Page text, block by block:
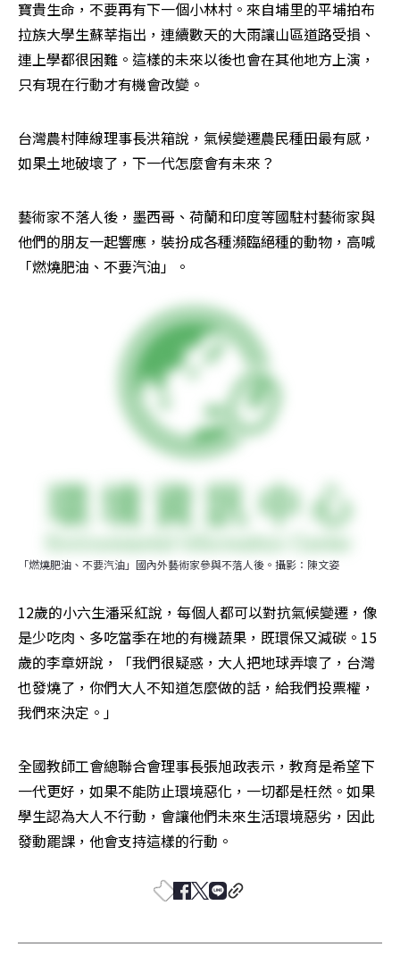
寶貴生命，不要再有下一個小林村。來自埔里的平埔拍布
拉族大學生蘇莘指出，連續數天的大雨讓山區道路受損、
連上學都很困難。這樣的未來以後也會在其他地方上演，
只有現在行動才有機會改變。
台灣農村陣線理事長洪箱說，氣候變遷農民種田最有感，
如果土地破壞了，下一代怎麼會有未來？
藝術家不落人後，墨西哥、荷蘭和印度等國駐村藝術家與
他們的朋友一起響應，裝扮成各種瀕臨絕種的動物，高喊
「燃燒肥油、不要汽油」。
「燃燒肥油、不要汽油」國內外藝術家參與不落人後。攝影：陳文姿
12歲的小六生潘采紅說，每個人都可以對抗氣候變遷，像
是少吃肉、多吃當季在地的有機蔬果，既環保又減碳。15
歲的李章妍說，「我們很疑惑，大人把地球弄壞了，台灣
也發燒了，你們大人不知道怎麼做的話，給我們投票權，
我們來決定。」
全國教師工會總聯合會理事長張旭政表示，教育是希望下
一代更好，如果不能防止環境惡化，一切都是枉然。如果
學生認為大人不行動，會讓他們未來生活環境惡劣，因此
發動罷課，他會支持這樣的行動。